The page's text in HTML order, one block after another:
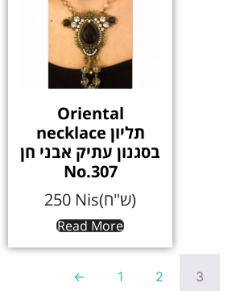
Oriental
necklace תליון
בסגנון עתיק אבני חן
No.307
250
Nis(ש"ח)
Read More
← 1 2 3